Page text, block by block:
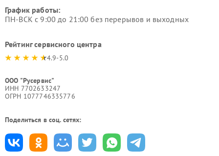
График работы:
ПН-ВСК с 9:00 до 21:00 без перерывов и выходных
Рейтинг сервисного центра
4.9-5.0
ООО "Русервис"
ИНН 7702633247
ОГРН 1077746335776
Поделиться в соц. сетях: